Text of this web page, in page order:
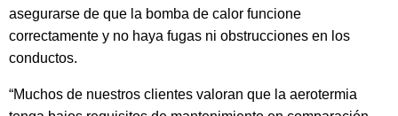
asegurarse de que la bomba de calor funcione
correctamente y no haya fugas ni obstrucciones en los
conductos.
“Muchos de nuestros clientes valoran que la aerotermia